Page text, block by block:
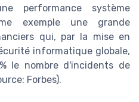
performance système
exemple une grande
qui, par la mise en
informatique globale,
le nombre d'incidents de
Forbes).